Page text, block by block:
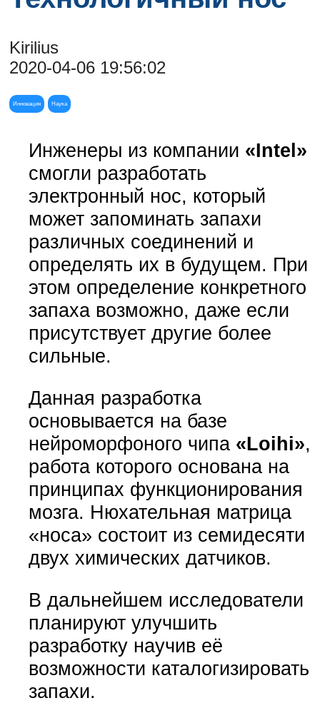
Kirilius
2020-04-06 19:56:02
Инновация Наука
Инженеры из компании «Intel»
смогли разработать
электронный нос, который
может запоминать запахи
различных соединений и
определять их в будущем. При
этом определение конкретного
запаха возможно, даже если
присутствует другие более
сильные.
Данная разработка
основывается на базе
нейроморфоного чипа «Loihi»,
работа которого основана на
принципах функционирования
мозга. Нюхательная матрица
«носа» состоит из семидесяти
двух химических датчиков.
В дальнейшем исследователи
планируют улучшить
разработку научив её
возможности каталогизировать
запахи.